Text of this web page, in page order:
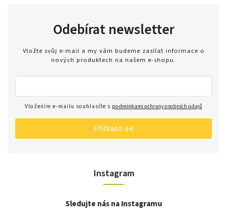
Instagram
Sledujte nás na Instagramu
Odebírat newsletter
Vložte svůj e-mail a my vám budeme zasílat informace o
nových produktech na našem e-shopu.
Vložením e-mailu souhlasíte s podmínkami ochrany osobních údajů
Přihlásit se